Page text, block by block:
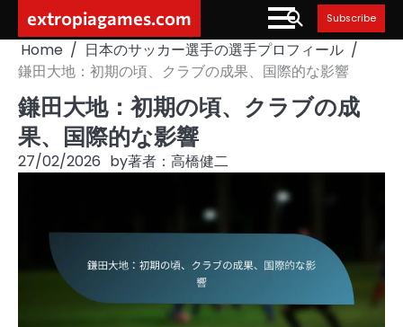
content
extropiagames.com Subscribe
Home
日本のサッカー選手の選手プロフィール
鎌田大地：初期の頃、クラブの成果、国際的な影響
鎌田大地：初期の頃、クラブの成
果、国際的な影響
27/02/2026 by著者：高橋健二